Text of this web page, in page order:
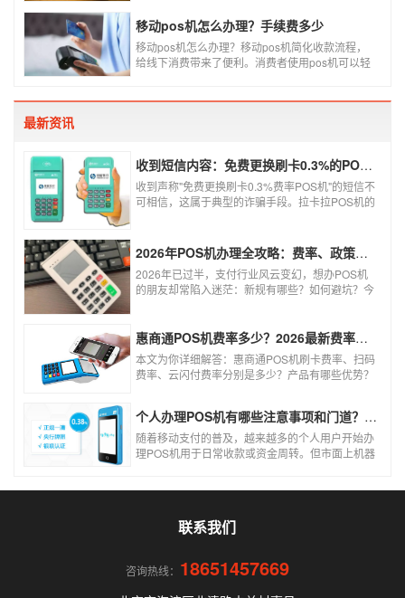
和大家说说为什么同一款产品会有好几个价格，究
竟是什么原因呢？
移动pos机怎么办理？手续费多少
移动pos机怎么办理？移动pos机简化收款流程，
给线下消费带来了便利。消费者使用pos机可以轻
最新资讯
收到短信内容：免费更换刷卡0.3%的POS机，可以相信吗？
收到声称"免费更换刷卡0.3%费率POS机"的短信不
可相信，这属于典型的诈骗手段。拉卡拉POS机的
风险。以下结合权威信息分析原因及应对建议：2026年POS机办理全攻略：费率、政策、避坑一篇讲清
2026年已过半，支付行业风云变幻，想办POS机
的朋友却常陷入迷茫：新规有哪些？如何避坑？今
使用！
惠商通POS机费率多少？2026最新费率标准及办理全攻略
本文为你详细解答：惠商通POS机刷卡费率、扫码
费率、云闪付费率分别是多少？产品有哪些优势？
个人办理POS机有哪些注意事项和门道？（2026最新避坑指南）
随着移动支付的普及，越来越多的个人用户开始办
理POS机用于日常收款或资金周转。但市面上机器
联系我们
咨询热线： 18651457669